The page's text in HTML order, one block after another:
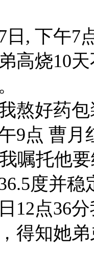
日 , 下午7
高烧10
熬好药
9点 曹月
嘱托他
度并稳
日 12点36分
得知她